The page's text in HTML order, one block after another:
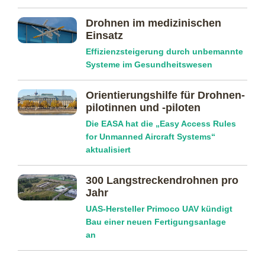
Drohnen im medizinischen
Einsatz
Effizienzsteigerung durch unbemannte
Systeme im Gesundheitswesen
Orientierungs­hilfe für Drohnen­
pilotinnen und -piloten
Die EASA hat die „Easy Access Rules
for Unmanned Aircraft Systems“
aktualisiert
300 Langstreckendrohnen pro
Jahr
UAS-Hersteller Primoco UAV kündigt
Bau einer neuen Fertigungsanlage
an